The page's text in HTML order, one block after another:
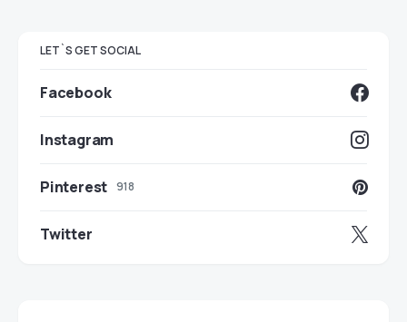
LET`S GET SOCIAL
Facebook
Instagram
Pinterest 918
Twitter